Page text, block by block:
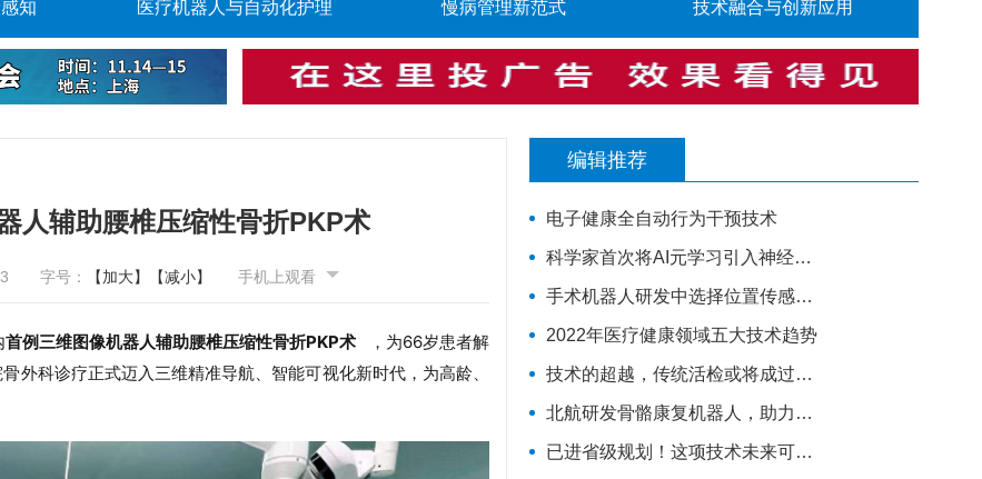
知 医疗机器人与自动化护理 慢病管理新范式 技术融合与创新应用
人辅助腰椎压缩性骨折PKP术
字号： 【加大】 【减小】 手机上观看
首例三维图像机器人辅助腰椎压缩性骨折PKP术 ，为66岁患者解
骨外科诊疗正式迈入三维精准导航、智能可视化新时代，为高龄、
编辑推荐
电子健康全自动行为干预技术
科学家首次将AI元学习引入神经科学
手术机器人研发中选择位置传感器的5个技巧 | 技术
2022年医疗健康领域五大技术趋势
技术的超越，传统活检或将成过去！
北航研发骨骼康复机器人，助力残疾人火炬手站立行走
已进省级规划！这项技术未来可撼动医院就医首选地位？